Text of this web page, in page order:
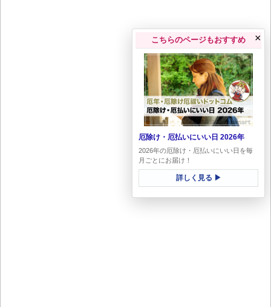
こちらのページもおすすめ
厄除け・厄払いにいい日 2026年
2026年の厄除け・厄払いにいい日を毎
月ごとにお届け！
詳しく見る ▶
×